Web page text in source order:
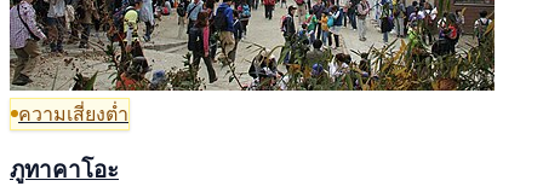
ความเสี่ยงต่ำ
ภูทาคาโอะ